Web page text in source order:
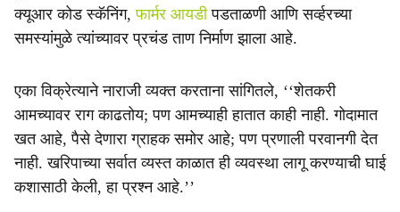
क्यूआर कोड स्कॅनिंग,फार्मर आयडीपडताळणी आणि सर्व्हरच्या
समस्यांमुळे त्यांच्यावर प्रचंड ताण निर्माण झाला आहे.
एका विक्रेत्याने नाराजी व्यक्त करताना सांगितले, ‘‘शेतकरी
आमच्यावर राग काढतोय; पण आमच्याही हातात काही नाही. गोदामात
खत आहे, पैसे देणारा ग्राहक समोर आहे; पण प्रणाली परवानगी देत
नाही. खरिपाच्या सर्वात व्यस्त काळात ही व्यवस्था लागू करण्याची घाई
कशासाठी केली, हा प्रश्न आहे.’’